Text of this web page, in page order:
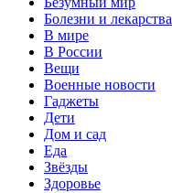
Болезни и лекарства
В мире
В России
Вещи
Военные новости
Гаджеты
Дети
Дом и сад
Еда
Звёзды
Здоровье